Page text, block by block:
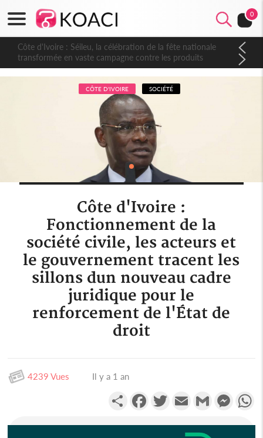
0
Côte d'Ivoire : Séileu, la célébration de la fête nationale
transformée en vaste campagne contre les produits
dépigmentants dangereux
CÔTE D'IVOIRE SOCIÉTÉ
Côte d'Ivoire :
Fonctionnement de la
société civile, les acteurs et
le gouvernement tracent les
sillons dun nouveau cadre
juridique pour le
renforcement de l'État de
droit
4239 Vues Il y a 1 an
PartagerFacebookTwitterEmail Gmail